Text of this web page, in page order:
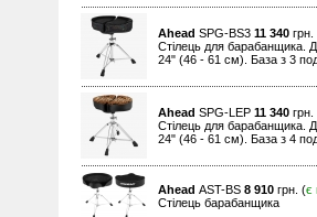
Ahead SPG-BS3 11 340 грн.
Стілець для барабанщика.
24" (46 - 61 см). База з 3
Ahead SPG-LEP 11 340 грн.
Стілець для барабанщика.
24" (46 - 61 см). База з 4
Ahead AST-BS 8 910 грн. (є
Cтілець барабанщика